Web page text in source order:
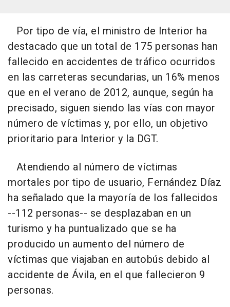
Por tipo de vía, el ministro de Interior ha
destacado que un total de 175 personas han
fallecido en accidentes de tráfico ocurridos
en las carreteras secundarias, un 16% menos
que en el verano de 2012, aunque, según ha
precisado, siguen siendo las vías con mayor
número de víctimas y, por ello, un objetivo
prioritario para Interior y la DGT.
Atendiendo al número de víctimas
mortales por tipo de usuario, Fernández Díaz
ha señalado que la mayoría de los fallecidos
--112 personas-- se desplazaban en un
turismo y ha puntualizado que se ha
producido un aumento del número de
víctimas que viajaban en autobús debido al
accidente de Ávila, en el que fallecieron 9
personas.